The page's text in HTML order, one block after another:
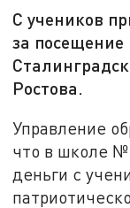
С учеников
за
Ростова.
Управление
что в школе
деньги с